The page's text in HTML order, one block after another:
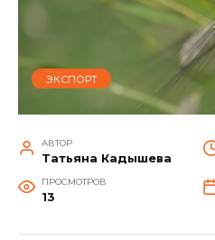
ЭКСПОРТ
АВТОР
Татьяна Кадышева
ПРОСМОТРОВ
13